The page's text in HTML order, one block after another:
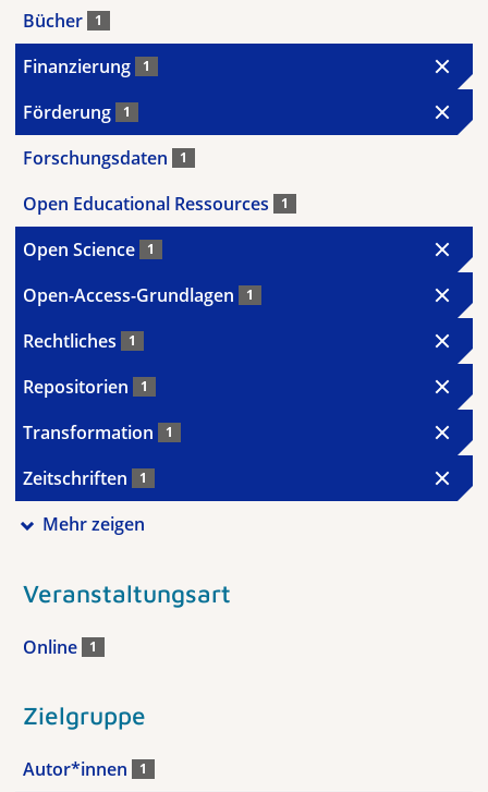
Bücher 1
Finanzierung 1
Förderung 1
Forschungsdaten 1
Open Educational Ressources 1
Open Science 1
Open-Access-Grundlagen 1
Rechtliches 1
Repositorien 1
Transformation 1
Zeitschriften 1
Mehr zeigen
Veranstaltungsart
Online 1
Zielgruppe
Autor*innen 1